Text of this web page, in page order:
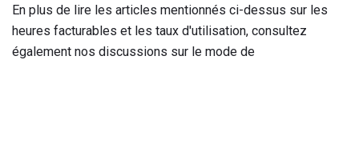
En plus de lire les articles mentionnés ci-dessus sur les
heures facturables et les taux d'utilisation, consultez
également nos discussions sur le mode de